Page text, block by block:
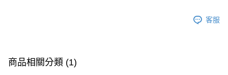
客服
商品相關分類 (1)